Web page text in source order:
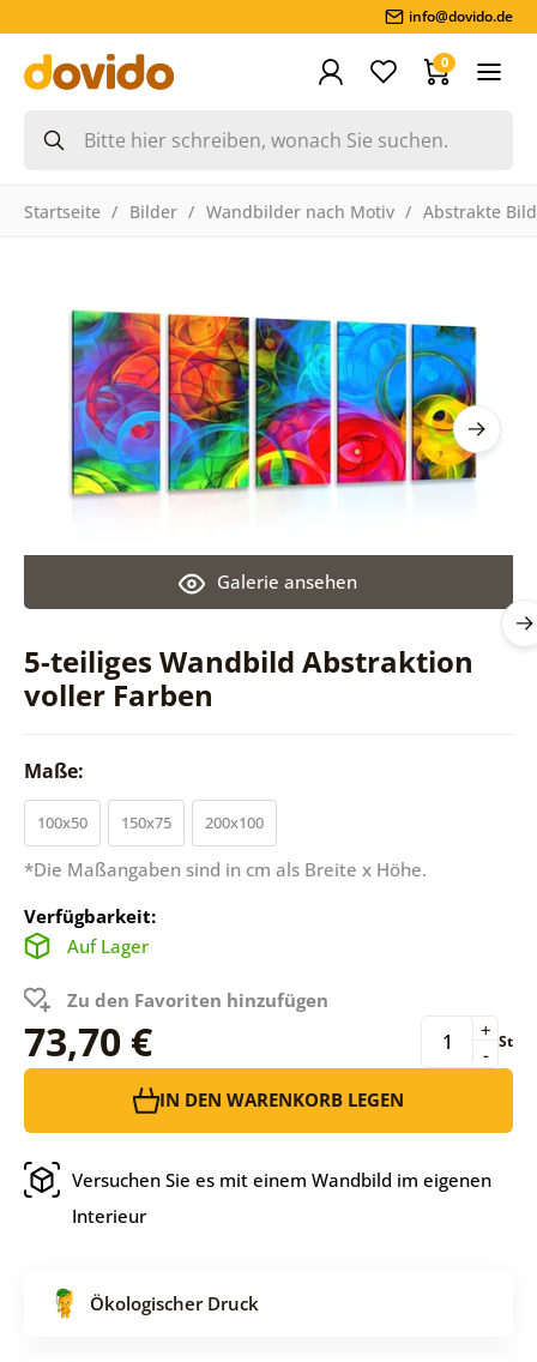
info@dovido.de
0
Startseite Bilder Wandbilder nach Motiv Abstrakte
5-teiliges Wandbild Abstraktion
voller Farben
Galerie ansehen
Maße:
100x50 150x75 200x100
*Die Maßangaben sind in cm als Breite x Höhe.
Verfügbarkeit:
Auf Lager
Zu den Favoriten hinzufügen
73,70 € -
+ St
IN DEN WARENKORB LEGEN
Versuchen Sie es mit einem Wandbild im eigenen
Interieur
Ökologischer Druck